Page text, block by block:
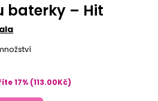
baterky – Hit
17% (113.00Kč)